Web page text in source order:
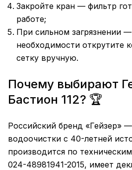
Закройте кран — фильтр
работе;
При сильном загрязнении
необходимости открутите
сетку вручную.
Почему выбирают
Бастион 112? 🏆
Российский бренд «Гейзер»
водоочистки с 40-летней
производится по
024-48981941-2015, имеет